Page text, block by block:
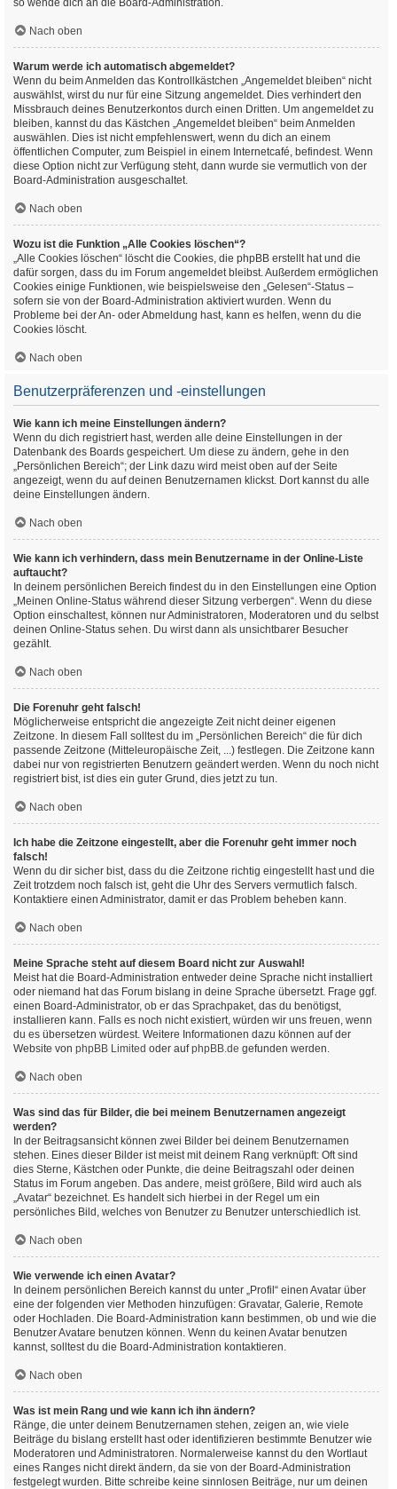
so wende dich an die Board-Administration.
Nach oben
Warum werde ich automatisch abgemeldet?
Wenn du beim Anmelden das Kontrollkästchen „Angemeldet bleiben“ nicht
auswählst, wirst du nur für eine Sitzung angemeldet. Dies verhindert den
Missbrauch deines Benutzerkontos durch einen Dritten. Um angemeldet zu
bleiben, kannst du das Kästchen „Angemeldet bleiben“ beim Anmelden
auswählen. Dies ist nicht empfehlenswert, wenn du dich an einem
öffentlichen Computer, zum Beispiel in einem Internetcafé, befindest. Wenn
diese Option nicht zur Verfügung steht, dann wurde sie vermutlich von der
Board-Administration ausgeschaltet.
Nach oben
Wozu ist die Funktion „Alle Cookies löschen“?
„Alle Cookies löschen“ löscht die Cookies, die phpBB erstellt hat und die
dafür sorgen, dass du im Forum angemeldet bleibst. Außerdem ermöglichen
Cookies einige Funktionen, wie beispielsweise den „Gelesen“-Status –
sofern sie von der Board-Administration aktiviert wurden. Wenn du
Probleme bei der An- oder Abmeldung hast, kann es helfen, wenn du die
Cookies löscht.
Nach oben
Benutzerpräferenzen und -einstellungen
Wie kann ich meine Einstellungen ändern?
Wenn du dich registriert hast, werden alle deine Einstellungen in der
Datenbank des Boards gespeichert. Um diese zu ändern, gehe in den
„Persönlichen Bereich“; der Link dazu wird meist oben auf der Seite
angezeigt, wenn du auf deinen Benutzernamen klickst. Dort kannst du alle
deine Einstellungen ändern.
Nach oben
Wie kann ich verhindern, dass mein Benutzername in der Online-Liste
auftaucht?
In deinem persönlichen Bereich findest du in den Einstellungen eine Option
„Meinen Online-Status während dieser Sitzung verbergen“. Wenn du diese
Option einschaltest, können nur Administratoren, Moderatoren und du selbst
deinen Online-Status sehen. Du wirst dann als unsichtbarer Besucher
gezählt.
Nach oben
Die Forenuhr geht falsch!
Möglicherweise entspricht die angezeigte Zeit nicht deiner eigenen
Zeitzone. In diesem Fall solltest du im „Persönlichen Bereich“ die für dich
passende Zeitzone (Mitteleuropäische Zeit, ...) festlegen. Die Zeitzone kann
dabei nur von registrierten Benutzern geändert werden. Wenn du noch nicht
registriert bist, ist dies ein guter Grund, dies jetzt zu tun.
Nach oben
Ich habe die Zeitzone eingestellt, aber die Forenuhr geht immer noch
falsch!
Wenn du dir sicher bist, dass du die Zeitzone richtig eingestellt hast und die
Zeit trotzdem noch falsch ist, geht die Uhr des Servers vermutlich falsch.
Kontaktiere einen Administrator, damit er das Problem beheben kann.
Nach oben
Meine Sprache steht auf diesem Board nicht zur Auswahl!
Meist hat die Board-Administration entweder deine Sprache nicht installiert
oder niemand hat das Forum bislang in deine Sprache übersetzt. Frage ggf.
einen Board-Administrator, ob er das Sprachpaket, das du benötigst,
installieren kann. Falls es noch nicht existiert, würden wir uns freuen, wenn
du es übersetzen würdest. Weitere Informationen dazu können auf der
Website von phpBB Limited oder aufphpBB.de gefunden werden.
Nach oben
Was sind das für Bilder, die bei meinem Benutzernamen angezeigt
werden?
In der Beitragsansicht können zwei Bilder bei deinem Benutzernamen
stehen. Eines dieser Bilder ist meist mit deinem Rang verknüpft: Oft sind
dies Sterne, Kästchen oder Punkte, die deine Beitragszahl oder deinen
Status im Forum angeben. Das andere, meist größere, Bild wird auch als
„Avatar“ bezeichnet. Es handelt sich hierbei in der Regel um ein
persönliches Bild, welches von Benutzer zu Benutzer unterschiedlich ist.
Nach oben
Wie verwende ich einen Avatar?
In deinem persönlichen Bereich kannst du unter „Profil“ einen Avatar über
eine der folgenden vier Methoden hinzufügen: Gravatar, Galerie, Remote
oder Hochladen. Die Board-Administration kann bestimmen, ob und wie die
Benutzer Avatare benutzen können. Wenn du keinen Avatar benutzen
kannst, solltest du die Board-Administration kontaktieren.
Nach oben
Was ist mein Rang und wie kann ich ihn ändern?
Ränge, die unter deinem Benutzernamen stehen, zeigen an, wie viele
Beiträge du bislang erstellt hast oder identifizieren bestimmte Benutzer wie
Moderatoren und Administratoren. Normalerweise kannst du den Wortlaut
eines Ranges nicht direkt ändern, da sie von der Board-Administration
festgelegt wurden. Bitte schreibe keine sinnlosen Beiträge, nur um deinen